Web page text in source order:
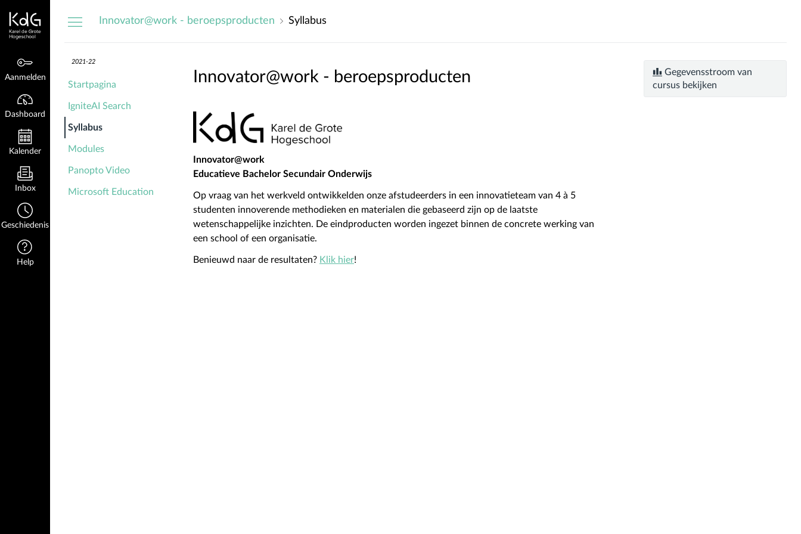
Aanmelden
Dashboard
Kalender
Inbox
Geschiedenis
Help
Innovator@work - beroepsproducten Syllabus
2021-22
Startpagina
IgniteAI Search
Syllabus
Modules
Panopto Video
Microsoft Education
Innovator@work - beroepsproducten
Innovator@work
Educatieve Bachelor Secundair Onderwijs
Op vraag van het werkveld ontwikkelden onze afstudeerders in een innovatieteam van 4 à 5
studenten innoverende methodieken en materialen die gebaseerd zijn op de laatste
wetenschappelijke inzichten. De eindproducten worden ingezet binnen de concrete werking van
een school of een organisatie.
Benieuwd naar de resultaten? Klik hier!
Gegevensstroom van
cursus bekijken